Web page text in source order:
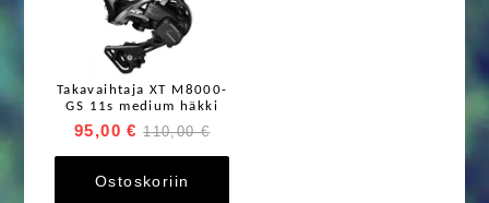
Takavaihtaja XT M8000-
GS 11s medium häkki
95,00 € 110,00 €
Ostoskoriin